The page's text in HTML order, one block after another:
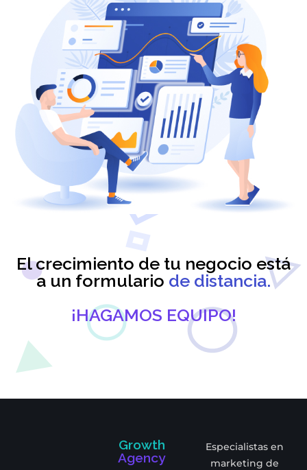
El crecimiento de tu negocio está
a un formulario de distancia.
¡HAGAMOS EQUIPO!
Growth
Agency
Especialistas en
marketing de